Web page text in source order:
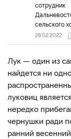
сотрудник
сельского
28.02.2022
Лук — один из
найдется ни
луковиц
нередко
чернушки ради
ранний